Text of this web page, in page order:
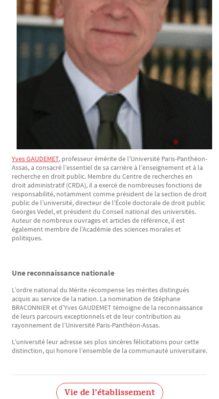
Yves GAUDEMET, professeur émérite de l’Université Paris-Panthéon-
Assas, a consacré l’essentiel de sa carrière à l’enseignement et à la
recherche en droit public. Membre du Centre de recherches en
droit administratif (CRDA), il a exercé de nombreuses fonctions de
responsabilité, notamment comme président de la section de droit
public de l’université, directeur de l’École doctorale de droit public
Georges Vedel, et président du Conseil national des universités.
Auteur de nombreux ouvrages et articles de référence, il est
également membre de l’Académie des sciences morales et
politiques.
Une reconnaissance nationale
L’ordre national du Mérite récompense les mérites distingués
acquis au service de la nation. La nomination de Stéphane
BRACONNIER et d’Yves GAUDEMET témoigne de la reconnaissance
de leurs parcours exceptionnels et de leur contribution au
rayonnement de l’Université Paris-Panthéon-Assas.
L’université leur adresse ses plus sincères félicitations pour cette
distinction, qui honore l’ensemble de la communauté universitaire.
Vie de l’établissement